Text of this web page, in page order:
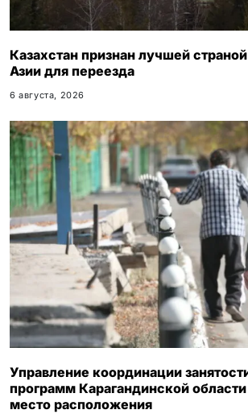
Казахстан признан лучшей
Азии для переезда
6 августа, 2026
Управление координации
программ Карагандинской
место расположения